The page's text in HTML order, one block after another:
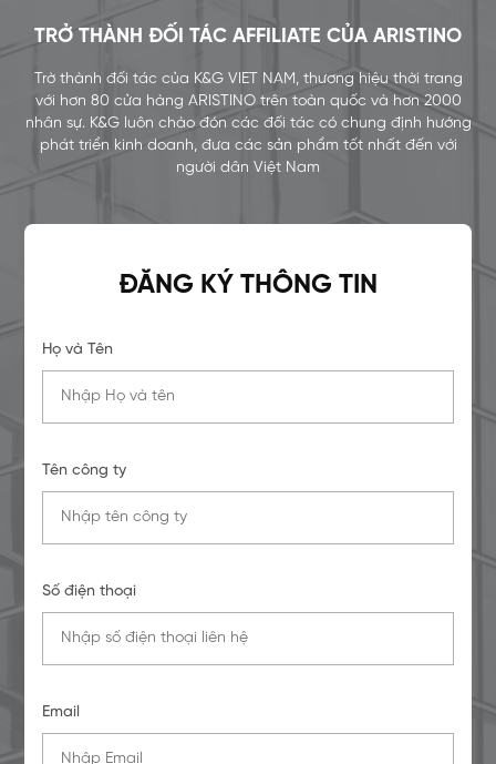
TRỞ THÀNH ĐỐI TÁC AFFILIATE CỦA ARISTINO
Trờ thành đối tác của K&G VIET NAM, thương hiệu thời trang
với hơn 80 cửa hàng ARISTINO trên toàn quốc và hơn 2000
nhân sự. K&G luôn chào đón các đối tác có chung định hướng
phát triển kinh doanh, đưa các sản phẩm tốt nhất đến với
người dân Việt Nam
ĐĂNG KÝ THÔNG TIN
Họ và Tên
Tên công ty
Số điện thoại
Email